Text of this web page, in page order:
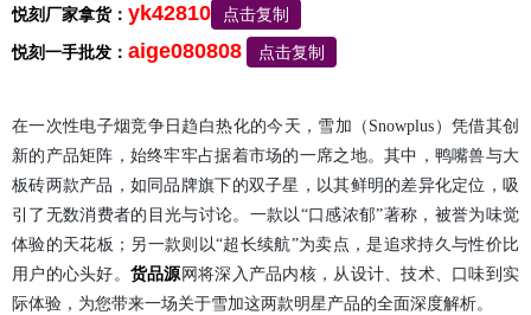
悦刻厂家拿货： yk42810
点击复制
悦刻一手批发： aige080808 点击复制
在一次性电子烟竞争日趋白热化的今天，雪加（Snowplus）凭借其创
新的产品矩阵，始终牢牢占据着市场的一席之地。其中，鸭嘴兽与大
板砖两款产品，如同品牌旗下的双子星，以其鲜明的差异化定位，吸
引了无数消费者的目光与讨论。一款以“口感浓郁”著称，被誉为味觉
体验的天花板；另一款则以“超长续航”为卖点，是追求持久与性价比
用户的心头好。 货品源网将深入产品内核，从设计、技术、口味到实
际体验，为您带来一场关于雪加这两款明星产品的全面深度解析。